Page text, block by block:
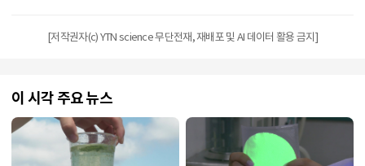
[저작권자(c) YTN science 무단전재, 재배포 및 AI 데이터 활용 금지]
이 시각 주요 뉴스